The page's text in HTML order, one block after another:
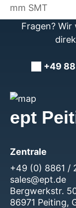
mm SMT
Fragen?
+49
ept
Zentrale
+49 (0) 8861 /
sales@ept.de
Bergwerkstr.
86971 Peiting,